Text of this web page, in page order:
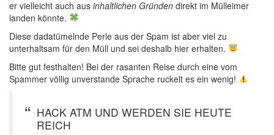
er vielleicht auch aus inhaltlichen Gründen direkt im Mülleimer
landen könnte.
Diese dadatümelnde Perle aus der Spam ist aber viel zu
unterhaltsam für den Müll und sei deshalb hier erhalten.
Bitte gut festhalten! Bei der rasanten Reise durch eine vom
Spammer völlig unverstande Sprache ruckelt es ein wenig!
HACK ATM UND WERDEN SIE HEUTE
REICH